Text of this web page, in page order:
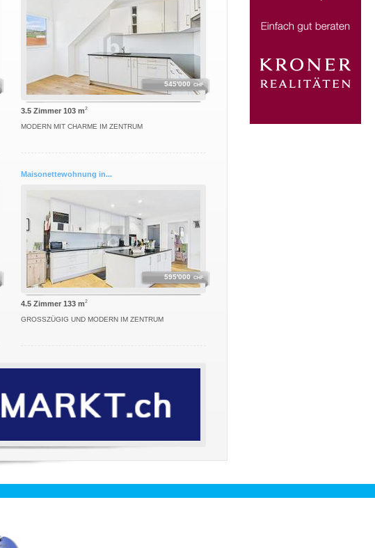
545'000 CHF
3.5 Zimmer 103 m2
MODERN MIT CHARME IM ZENTRUM
Maisonettewohnung in...
595'000 CHF
4.5 Zimmer 133 m2
GROSSZÜGIG UND MODERN IM ZENTRUM